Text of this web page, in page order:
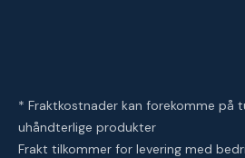
* Fraktkostnader kan forekomme på
uhåndterlige produkter
Frakt tilkommer for levering med